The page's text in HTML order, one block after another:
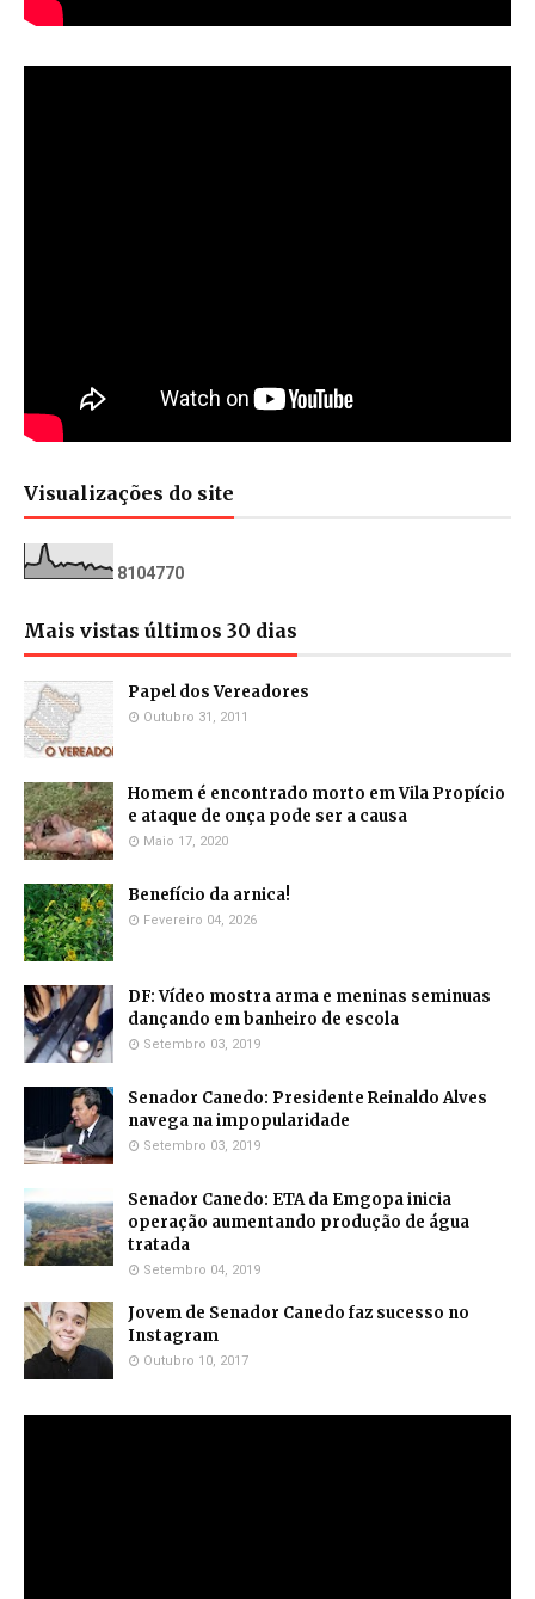
Visualizações do site
81 04770
Mais vistas últimos 30 dias
Papel dos Vereadores
Outubro 31, 2011
Homem é encontrado morto em Vila Propício
e ataque de onça pode ser a causa
Maio 17, 2020
Benefício da arnica!
Fevereiro 04, 2026
DF: Vídeo mostra arma e meninas seminuas
dançando em banheiro de escola
Setembro 03, 2019
Senador Canedo: Presidente Reinaldo Alves
navega na impopularidade
Setembro 03, 2019
Senador Canedo: ETA da Emgopa inicia
operação aumentando produção de água
tratada
Setembro 04, 2019
Jovem de Senador Canedo faz sucesso no
Instagram
Outubro 10, 2017